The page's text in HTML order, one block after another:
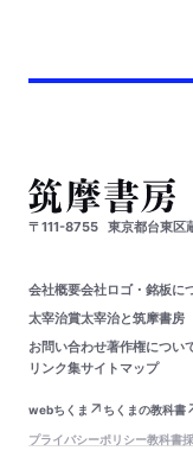
〒111-8755 東京都台東
会社概要会社ロゴ・銘板に
太宰治賞太宰治と筑摩書房
お問い合わせ著作権につい
リンク集サイトマップ
webちくま
ちくまの教科書
プライバシーポリシー教科書